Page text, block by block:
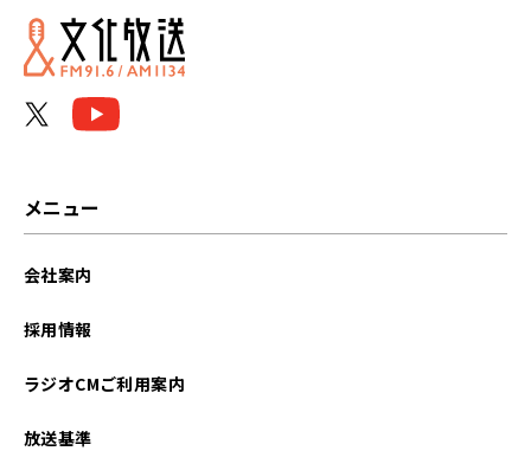
メニュー
会社案内
採用情報
ラジオCMご利用案内
放送基準